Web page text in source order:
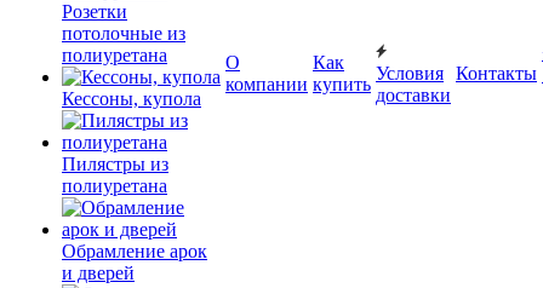
Розетки
потолочные из
полиуретана
Кессоны, купола
Пилястры из
полиуретана
Обрамление арок
и дверей
О
компании
Как
купить
Условия
доставки
Контакты